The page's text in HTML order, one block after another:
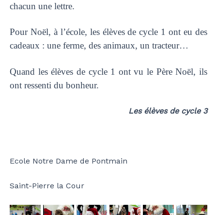
chacun une lettre.
Pour Noël, à l’école, les élèves de cycle 1 ont eu des
cadeaux : une ferme, des animaux, un tracteur…
Quand les élèves de cycle 1 ont vu le Père Noël, ils
ont ressenti du bonheur.
Les élèves de cycle 3
Ecole Notre Dame de Pontmain
Saint-Pierre la Cour